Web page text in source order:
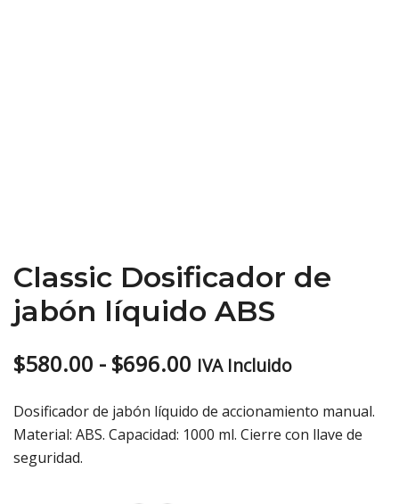
Classic Dosificador de
jabón líquido ABS
$580.00 - $696.00 Rango
de
precios:
IVA Incluido
Dosificador de jabón líquido de accionamiento manual.
Material: ABS. Capacidad: 1000 ml. Cierre con llave de
seguridad.